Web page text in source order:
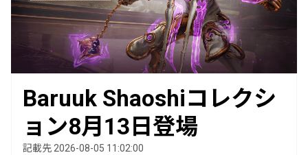
Baruuk Shaoshiコレクシ
ョン8月13日登場
記載先 2026-08-05 11:02:00